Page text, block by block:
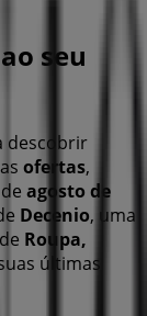
seu
descobrir
ofertas,
agosto de
Decenio, uma
Roupa,
últimas